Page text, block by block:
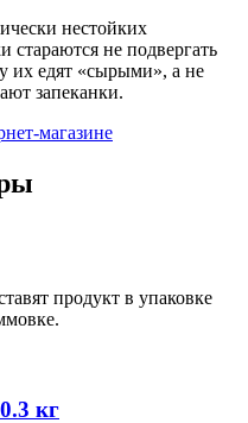
нестойких
стараются не подвергать
их едят «сырыми», а не
запеканки.
магазине
продукт в упаковке
кг